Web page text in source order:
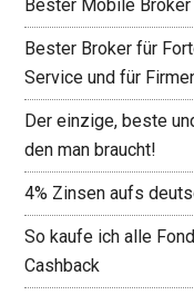
Bester Mobile
Bester Broker für
Service und für
Der einzige, beste
den man braucht!
4% Zinsen aufs
So kaufe ich alle
Cashback